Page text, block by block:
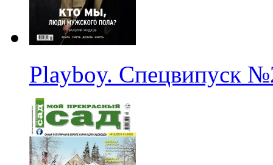
Playboy. Спецвипуск